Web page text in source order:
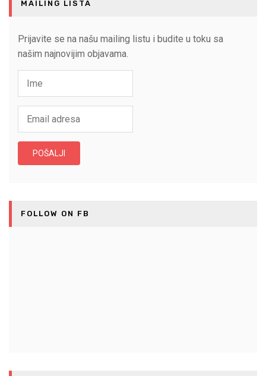
MAILING LISTA
Prijavite se na našu mailing listu i budite u toku sa
našim najnovijim objavama.
FOLLOW ON FB